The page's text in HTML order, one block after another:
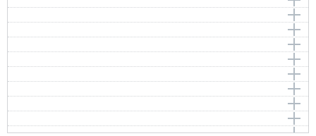
Anon.
作詞者：小林純一
Kobayashi，Junichi
Traditional
作詞者：久野静夫
Kuno，Shizuo
作曲者：井上武士
Inoue，Takeshi
きらきらぼし
作曲者：-
Traditional
むすんでひらいて
作曲者：ルソー，ジャン＝ジャック
Rousseau，Jean-Jacques
はと
作曲者：文部省唱歌
Monbusho-shouka
メリーさんのひつじ
作曲者：-
Traditional
いとまきのうた
作曲者：-
Traditional
おてらのおしょうさん
作曲者：-
Traditional
かもつれっしゃ
作曲者：若松正司
Wakamatsu，Masashi
おおきなくりのきのしたで
作曲者：-
まめまき